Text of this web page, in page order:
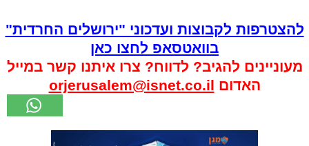
להצטרפות לקבוצות ועדכוני "ירושלים החרדית"
בוואטסאפ לחצו כאן
מעוניינים להגיב? לדווח? צרו איתנו קשר במייל
האדום orjerusalem@isnet.co.il